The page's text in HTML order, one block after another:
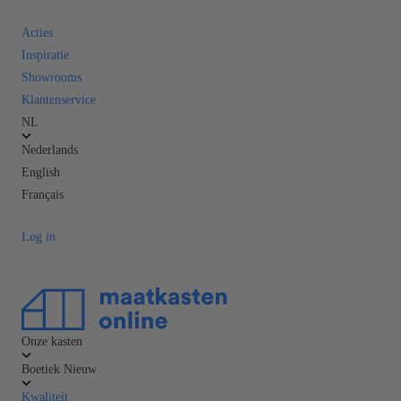
Acties
Inspiratie
Showrooms
Klantenservice
NL
Nederlands
English
Français
Log in
Onze kasten
Boetiek Nieuw
Kwaliteit